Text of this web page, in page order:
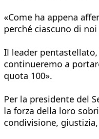
«Come ha appena
perché ciascuno di
Il leader pentastellato,
continueremo a
quota 100».
Per la presidente del
la forza della loro
condivisione,